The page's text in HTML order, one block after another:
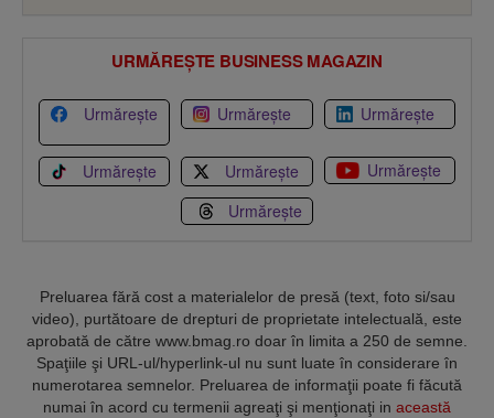
URMĂREȘTE BUSINESS MAGAZIN
Urmărește Urmărește Urmărește
Urmărește Urmărește
Urmărește
Urmărește
Preluarea fără cost a materialelor de presă (text, foto si/sau
video), purtătoare de drepturi de proprietate intelectuală, este
aprobată de către www.bmag.ro doar în limita a 250 de semne.
Spaţiile şi URL-ul/hyperlink-ul nu sunt luate în considerare în
numerotarea semnelor. Preluarea de informaţii poate fi făcută
numai în acord cu termenii agreaţi şi menţionaţi in această